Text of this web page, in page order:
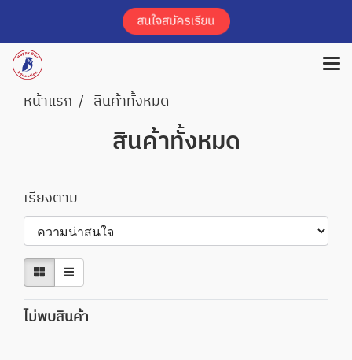
หน้าแรก สินค้าทั้งหมด
สินค้าทั้งหมด
เรียงตาม
ไม่พบสินค้า